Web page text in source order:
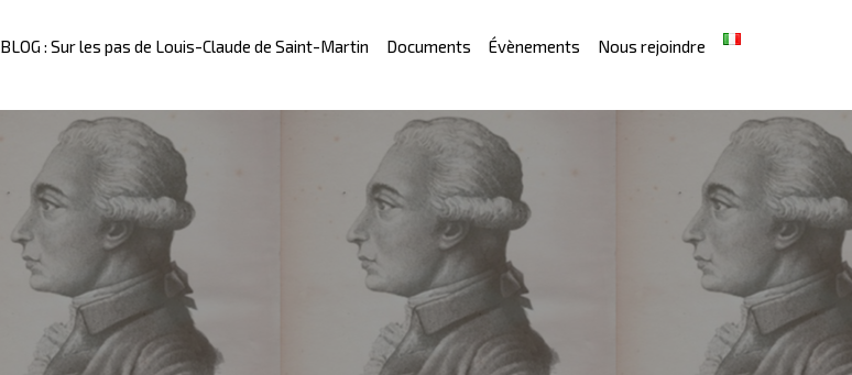
BLOG : Sur les pas de Louis-Claude de Saint-Martin Documents Évènements Nous rejoindre